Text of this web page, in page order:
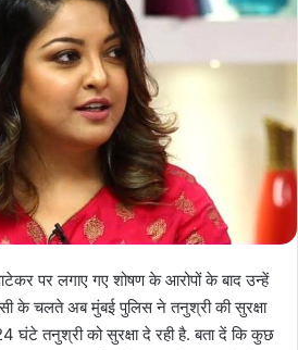
पाटेकर पर लगाए गए शोषण के आरोपों के बाद उन्‍हें
के चलते अब मुंबई पुलिस ने तनुश्री की सुरक्षा
घंटे तनुश्री को सुरक्षा दे रही है. बता दें कि कुछ